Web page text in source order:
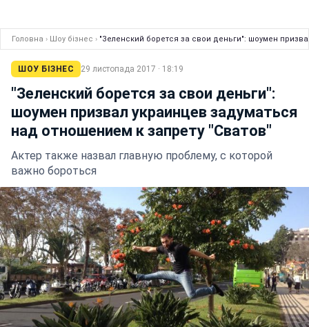
Головна › Шоу бізнес › "Зеленский борется за свои деньги": шоумен
ШОУ БІЗНЕС 29 листопада 2017 · 18:19
"Зеленский борется за свои деньги":
шоумен призвал украинцев задуматься
над отношением к запрету "Сватов"
Актер также назвал главную проблему, с которой
важно бороться